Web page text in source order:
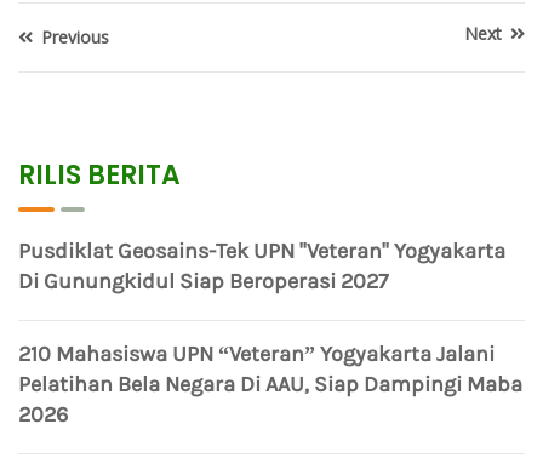
Previous Next
RILIS BERITA
Pusdiklat Geosains-Tek UPN "Veteran" Yogyakarta
Di Gunungkidul Siap Beroperasi 2027
210 Mahasiswa UPN “Veteran” Yogyakarta Jalani
Pelatihan Bela Negara Di AAU, Siap Dampingi Maba
2026